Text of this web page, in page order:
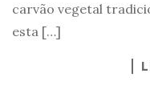
carvão vegetal
esta […]